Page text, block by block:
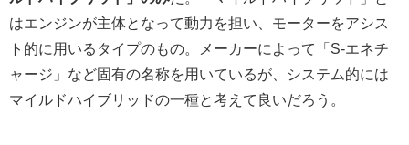
はエンジンが主体となって動力を担い、モーターをアシス
ト的に用いるタイプのもの。メーカーによって「S-エネチ
ャージ」など固有の名称を用いているが、システム的には
マイルドハイブリッドの一種と考えて良いだろう。